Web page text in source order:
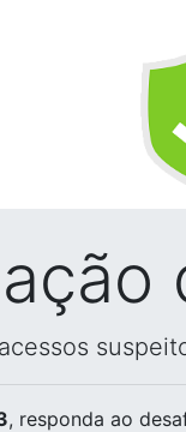
, responda ao